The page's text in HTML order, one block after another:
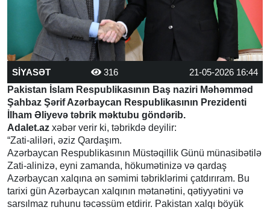
SİYASƏT 316
21-05-2026 16:44
Pakistan İslam Respublikasının Baş naziri Məhəmməd
Şahbaz Şərif Azərbaycan Respublikasının Prezidenti
İlham Əliyevə təbrik məktubu göndərib.
Adalet.az xəbər verir ki, təbrikdə deyilir:
“Zati-aliləri, əziz Qardaşım.
Azərbaycan Respublikasının Müstəqillik Günü münasibətilə
Zati-alinizə, eyni zamanda, hökumətinizə və qardaş
Azərbaycan xalqına ən səmimi təbriklərimi çatdırıram. Bu
tarixi gün Azərbaycan xalqının mətanətini, qətiyyətini və
sarsılmaz ruhunu təcəssüm etdirir. Pakistan xalqı böyük